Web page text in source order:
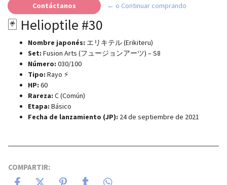
Contáctanos ← o Continuar comprando
🃏 Helioptile #30
Nombre japonés: エリキテル (Erikiteru)
Set: Fusion Arts (フュージョンアーツ) – S8
Número: 030/100
Tipo: Rayo ⚡
HP: 60
Rareza: C (Común)
Etapa: Básico
Fecha de lanzamiento (JP): 24 de septiembre de 2021
COMPARTIR: